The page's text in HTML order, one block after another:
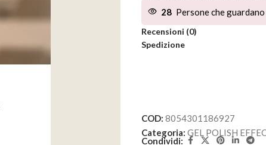
28 Persone che
Recensioni (0)
Spedizione
COD: 8054301186927
Categoria: GEL POLISH
Condividi: